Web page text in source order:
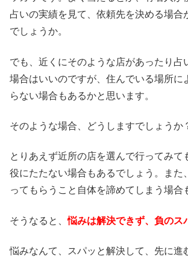
占いの実績を見て、依頼先を決める場合
でしょうか。
でも、近くにそのような店があったり占
場合はいいのですが、住んでいる場所に
らない場合もあるかと思います。
そのような場合、どうしますでしょうか
とりあえず近所の店を選んで行ってみて
役にたたない場合もあるでしょう。また
ってもらうこと自体を諦めてしまう場合
そうなると、悩みは解決できず、負のス
悩みなんて、スパッと解決して、先に進